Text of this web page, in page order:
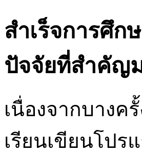
สำเร็จการศึก
ปัจจัยที่สำคัญ
เนื่องจากบาง
เรียนเขียนโป